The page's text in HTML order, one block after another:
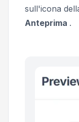
sull'icona
Anteprima .